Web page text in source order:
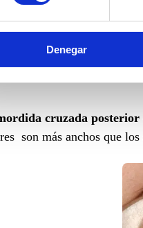
Denegar
que se
del maxilar superior,
producen desviación
cruzada posterior
son más anchos que los